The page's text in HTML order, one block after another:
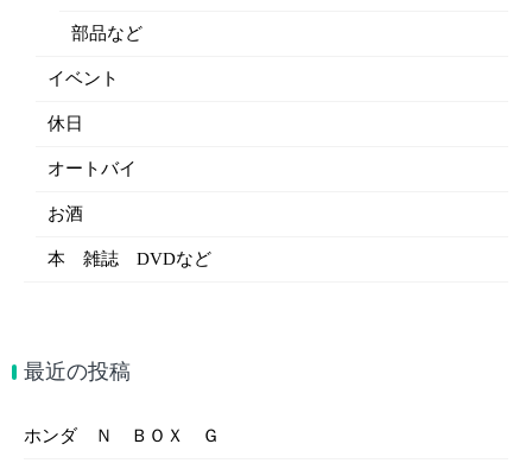
部品など
イベント
休日
オートバイ
お酒
本 雑誌 DVDなど
最近の投稿
ホンダ Ｎ ＢＯＸ Ｇ